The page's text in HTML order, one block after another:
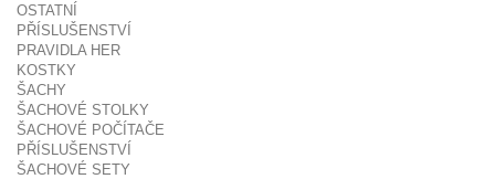
OSTATNÍ
PŘÍSLUŠENSTVÍ
PRAVIDLA HER
KOSTKY
ŠACHY
ŠACHOVÉ STOLKY
ŠACHOVÉ POČÍTAČE
PŘÍSLUŠENSTVÍ
ŠACHOVÉ SETY